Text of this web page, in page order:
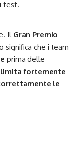
test.
Il Gran Premio
significa che i team
prima delle
limita fortemente
le